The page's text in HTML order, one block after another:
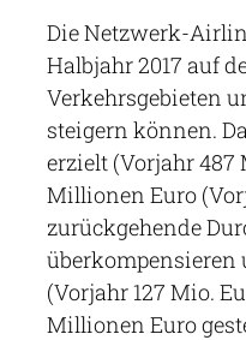
Die Netzwerk-
Halbjahr 2017 auf
Verkehrsgebieten
steigern können.
erzielt (Vorjahr 487
Millionen Euro
zurückgehende
überkompensieren
(Vorjahr 127 Mio.
Millionen Euro